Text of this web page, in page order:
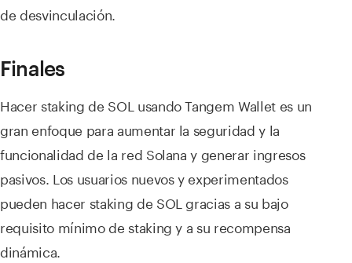
de desvinculación.
Finales
Hacer staking de SOL usando Tangem Wallet es un
gran enfoque para aumentar la seguridad y la
funcionalidad de la red Solana y generar ingresos
pasivos. Los usuarios nuevos y experimentados
pueden hacer staking de SOL gracias a su bajo
requisito mínimo de staking y a su recompensa
dinámica.